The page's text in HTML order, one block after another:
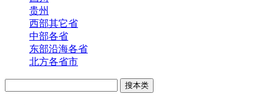
贵州
西部其它省
中部各省
东部沿海各省
北方各省市